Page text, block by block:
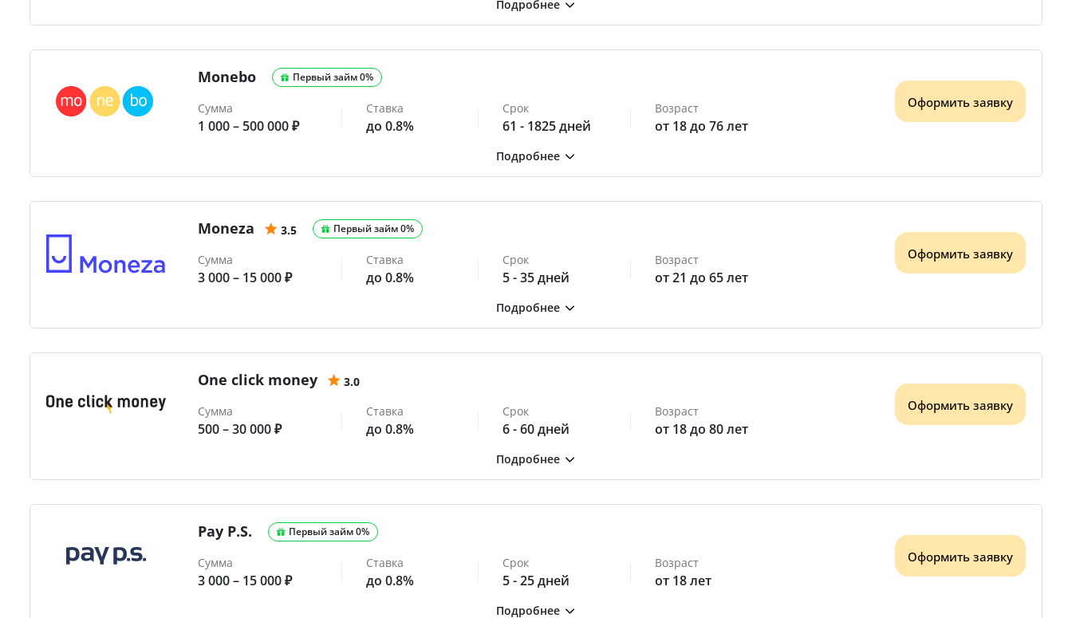
Monebo Первый займ 0%
Сумма
1 000 – 500 000 ₽
Ставка
до 0.8%
Срок
61 - 1825 дней
Возраст
от 18 до 76 лет
Оформить заявку
Moneza 3.5 Первый займ 0%
Сумма
3 000 – 15 000 ₽
Ставка
до 0.8%
Срок
5 - 35 дней
Возраст
от 21 до 65 лет
Оформить заявку
One click money
3.0
Сумма
500 – 30 000 ₽
Ставка
до 0.8%
Срок
6 - 60 дней
Возраст
от 18 до 80 лет
Оформить заявку
Pay P.S. Первый займ 0%
Сумма
3 000 – 15 000 ₽
Ставка
до 0.8%
Срок
5 - 25 дней
Возраст
от 18 лет
Оформить заявку